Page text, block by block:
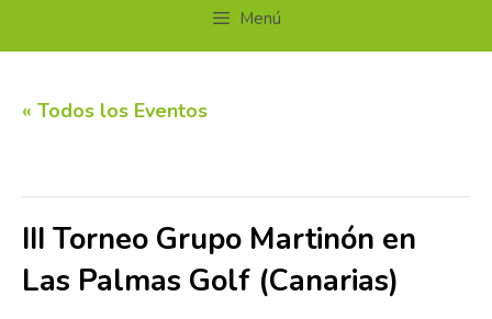
Menú
« Todos los Eventos
III Torneo Grupo Martinón en
Las Palmas Golf (Canarias)